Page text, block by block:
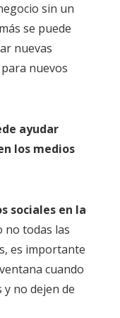
sin un
se puede
nuevas
nuevos
ayudar
los medios
sociales en la
no todas las
es importante
cuando
no dejen de